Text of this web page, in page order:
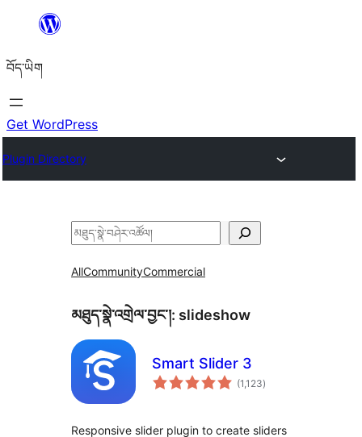
content
བོད་ཡིག
Get WordPress
Plugin Directory
བཤེར་
AllCommunityCommercial
མཐུད་སྣེ་འགྲེལ་བྱང་།: slideshow
Smart Slider 3
(1,123གདེང་
འཇོག་
)
Responsive slider plugin to create sliders